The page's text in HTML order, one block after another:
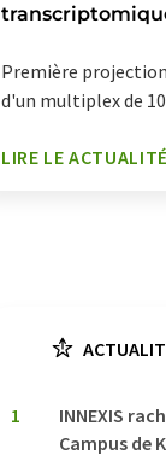
Première
d'un multiplex de
LIRE LE ACTUALITÉ
1
INNEXIS
Campus de